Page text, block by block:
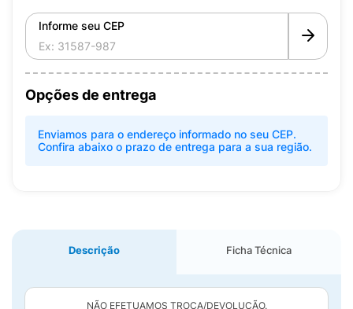
Informe seu CEP
Opções de entrega
Enviamos para o endereço informado no seu CEP.
Confira abaixo o prazo de entrega para a sua região.
Descrição Ficha Técnica
NÃO EFETUAMOS TROCA/DEVOLUÇÃO.